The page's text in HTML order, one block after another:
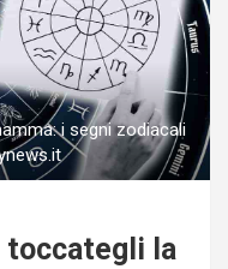
i segni zodiacali
toccategli la